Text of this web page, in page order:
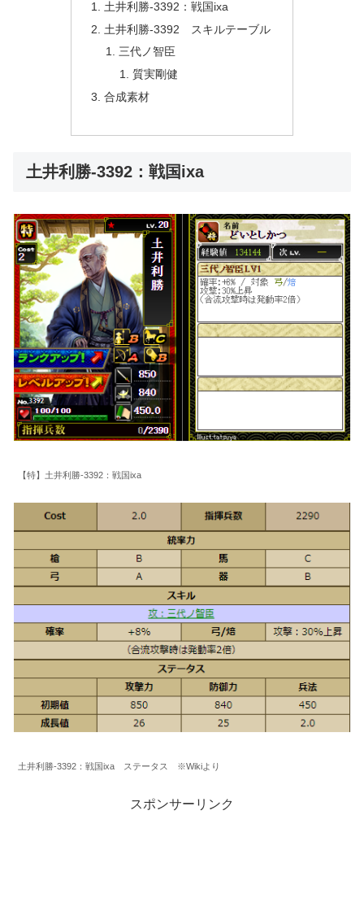
土井利勝-3392：戦国ixa
土井利勝-3392 スキルテーブル
三代ノ智臣
質実剛健
合成素材
土井利勝-3392：戦国ixa
【特】土井利勝-3392：戦国ixa
土井利勝-3392：戦国ixa ステータス ※Wikiより
スポンサーリンク